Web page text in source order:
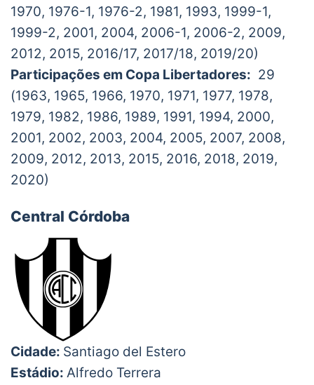
1970, 1976-1, 1976-2, 1981, 1993, 1999-1,
1999-2, 2001, 2004, 2006-1, 2006-2, 2009,
2012, 2015, 2016/17, 2017/18, 2019/20)
Participações em Copa Libertadores: 29
(1963, 1965, 1966, 1970, 1971, 1977, 1978,
1979, 1982, 1986, 1989, 1991, 1994, 2000,
2001, 2002, 2003, 2004, 2005, 2007, 2008,
2009, 2012, 2013, 2015, 2016, 2018, 2019,
2020)
Central Córdoba
Cidade: Santiago del Estero
Estádio: Alfredo Terrera